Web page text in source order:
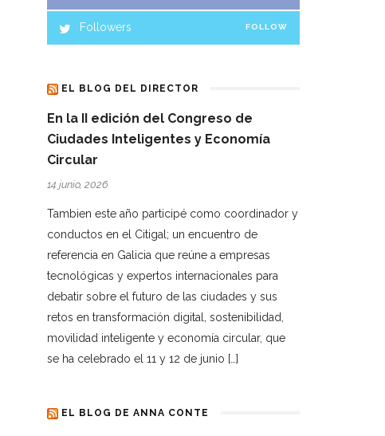
Followers FOLLOW
EL BLOG DEL DIRECTOR
En la II edición del Congreso de
Ciudades Inteligentes y Economía
Circular
14 junio, 2026
Tambien este año participé como coordinador y
conductos en el Citigal; un encuentro de
referencia en Galicia que reúne a empresas
tecnológicas y expertos internacionales para
debatir sobre el futuro de las ciudades y sus
retos en transformación digital, sostenibilidad,
movilidad inteligente y economía circular, que
se ha celebrado el 11 y 12 de junio […]
EL BLOG DE ANNA CONTE